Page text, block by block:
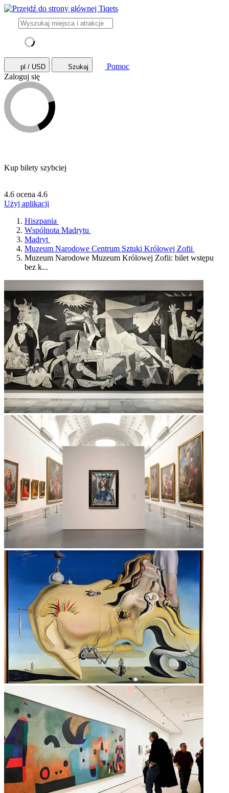
pl / USD Szukaj
Pomoc
Zaloguj się
Kup bilety szybciej
4.6 ocena 4.6
Użyj aplikacji
Hiszpania
Wspólnota Madrytu
Madryt
Muzeum Narodowe Centrum Sztuki Królowej Zofii
Muzeum Narodowe Muzeum Królowej Zofii: bilet wstępu
bez k...